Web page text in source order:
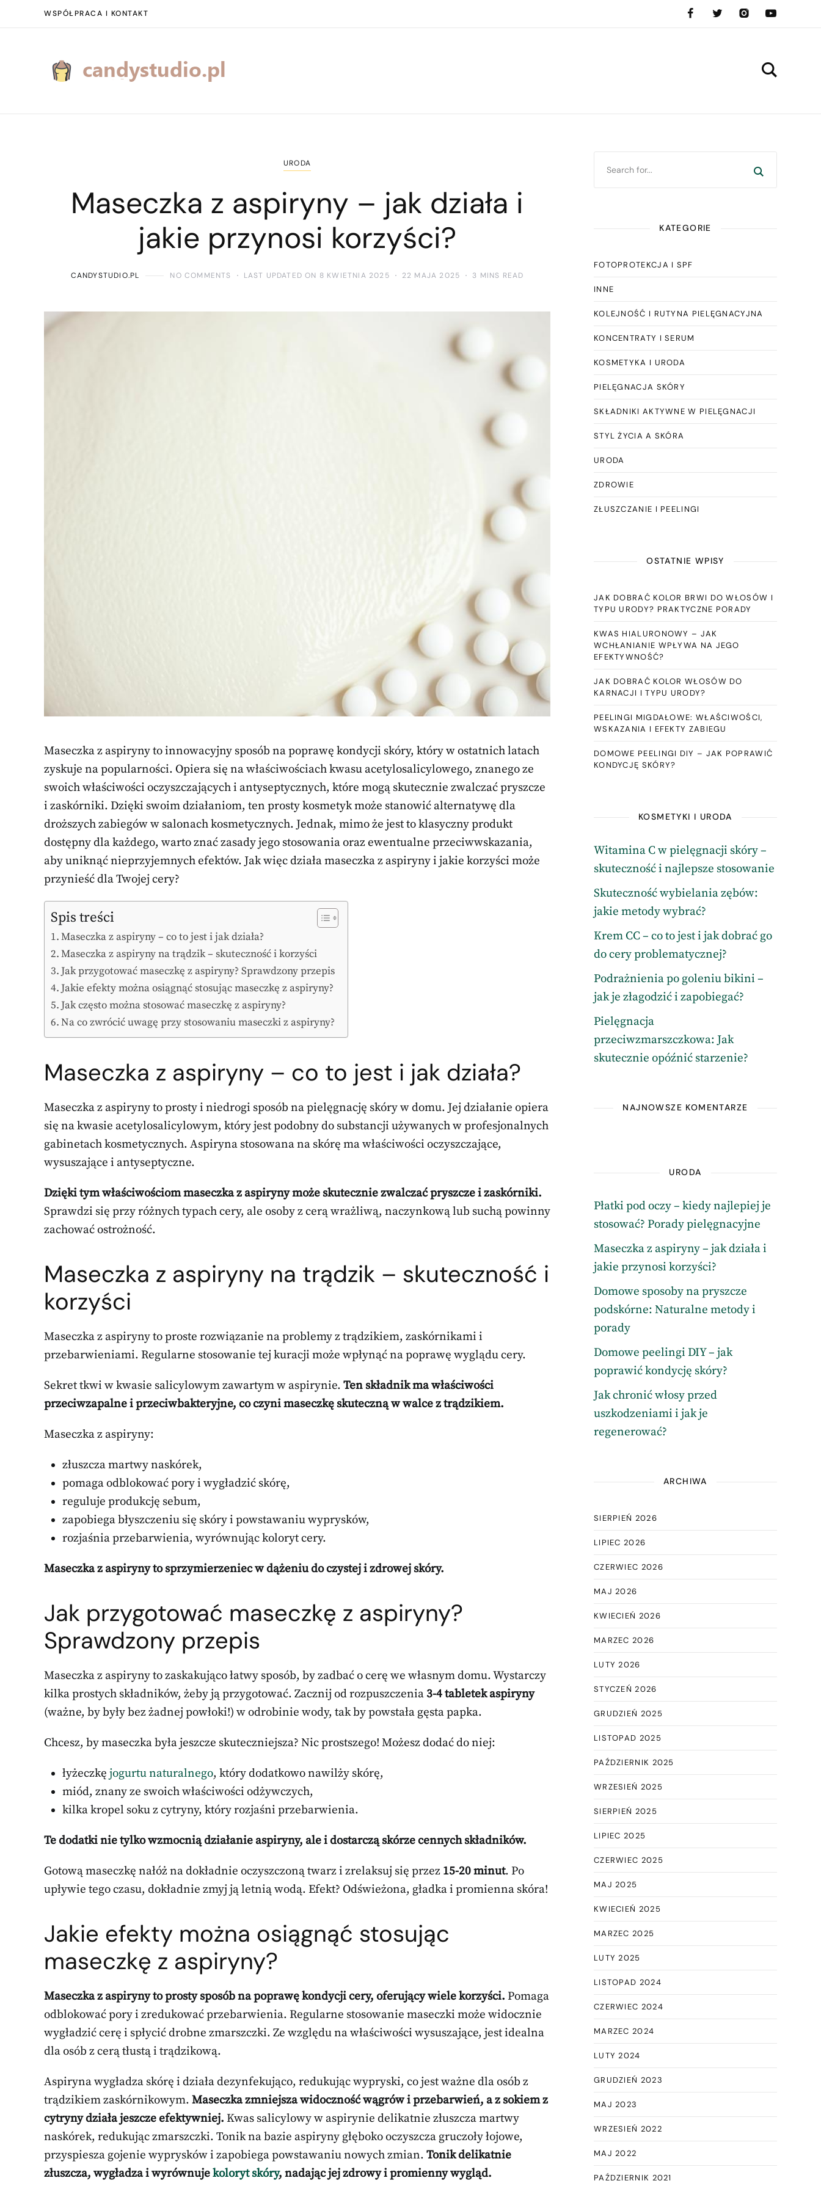
WSPÓŁPRACA I KONTAKT
URODA
Maseczka z aspiryny – jak działa i
jakie przynosi korzyści?
CANDYSTUDIO.PL NO COMMENTS LAST UPDATED ON 8 KWIETNIA 2025 22 MAJA 2025 3 MINS READ
Maseczka z aspiryny to innowacyjny sposób na poprawę kondycji skóry, który w ostatnich latach
zyskuje na popularności. Opiera się na właściwościach kwasu acetylosalicylowego, znanego ze
swoich właściwości oczyszczających i antyseptycznych, które mogą skutecznie zwalczać pryszcze
i zaskórniki. Dzięki swoim działaniom, ten prosty kosmetyk może stanowić alternatywę dla
droższych zabiegów w salonach kosmetycznych. Jednak, mimo że jest to klasyczny produkt
dostępny dla każdego, warto znać zasady jego stosowania oraz ewentualne przeciwwskazania,
aby uniknąć nieprzyjemnych efektów. Jak więc działa maseczka z aspiryny i jakie korzyści może
przynieść dla Twojej cery?
Spis treści
Maseczka z aspiryny – co to jest i jak działa?
Maseczka z aspiryny na trądzik – skuteczność i korzyści
Jak przygotować maseczkę z aspiryny? Sprawdzony przepis
Jakie efekty można osiągnąć stosując maseczkę z aspiryny?
Jak często można stosować maseczkę z aspiryny?
Na co zwrócić uwagę przy stosowaniu maseczki z aspiryny?
Maseczka z aspiryny – co to jest i jak działa?
Maseczka z aspiryny to prosty i niedrogi sposób na pielęgnację skóry w domu. Jej działanie opiera
się na kwasie acetylosalicylowym, który jest podobny do substancji używanych w profesjonalnych
gabinetach kosmetycznych. Aspiryna stosowana na skórę ma właściwości oczyszczające,
wysuszające i antyseptyczne.
Dzięki tym właściwościom maseczka z aspiryny może skutecznie zwalczać pryszcze i zaskórniki.
Sprawdzi się przy różnych typach cery, ale osoby z cerą wrażliwą, naczynkową lub suchą powinny
zachować ostrożność.
Maseczka z aspiryny na trądzik – skuteczność i
korzyści
Maseczka z aspiryny to proste rozwiązanie na problemy z trądzikiem, zaskórnikami i
przebarwieniami. Regularne stosowanie tej kuracji może wpłynąć na poprawę wyglądu cery.
Sekret tkwi w kwasie salicylowym zawartym w aspirynie. Ten składnik ma właściwości
przeciwzapalne i przeciwbakteryjne, co czyni maseczkę skuteczną w walce z trądzikiem.
Maseczka z aspiryny:
złuszcza martwy naskórek,
pomaga odblokować pory i wygładzić skórę,
reguluje produkcję sebum,
zapobiega błyszczeniu się skóry i powstawaniu wyprysków,
rozjaśnia przebarwienia, wyrównując koloryt cery.
Maseczka z aspiryny to sprzymierzeniec w dążeniu do czystej i zdrowej skóry.
Jak przygotować maseczkę z aspiryny?
Sprawdzony przepis
Maseczka z aspiryny to zaskakująco łatwy sposób, by zadbać o cerę we własnym domu. Wystarczy
kilka prostych składników, żeby ją przygotować. Zacznij od rozpuszczenia 3-4 tabletek aspiryny
(ważne, by były bez żadnej powłoki!) w odrobinie wody, tak by powstała gęsta papka.
Chcesz, by maseczka była jeszcze skuteczniejsza? Nic prostszego! Możesz dodać do niej:
łyżeczkę jogurtu naturalnego, który dodatkowo nawilży skórę,
miód, znany ze swoich właściwości odżywczych,
kilka kropel soku z cytryny, który rozjaśni przebarwienia.
Te dodatki nie tylko wzmocnią działanie aspiryny, ale i dostarczą skórze cennych składników.
Gotową maseczkę nałóż na dokładnie oczyszczoną twarz i zrelaksuj się przez 15-20 minut. Po
upływie tego czasu, dokładnie zmyj ją letnią wodą. Efekt? Odświeżona, gładka i promienna skóra!
Jakie efekty można osiągnąć stosując
maseczkę z aspiryny?
Maseczka z aspiryny to prosty sposób na poprawę kondycji cery, oferujący wiele korzyści. Pomaga
odblokować pory i zredukować przebarwienia. Regularne stosowanie maseczki może widocznie
wygładzić cerę i spłycić drobne zmarszczki. Ze względu na właściwości wysuszające, jest idealna
dla osób z cerą tłustą i trądzikową.
Aspiryna wygładza skórę i działa dezynfekująco, redukując wypryski, co jest ważne dla osób z
trądzikiem zaskórnikowym. Maseczka zmniejsza widoczność wągrów i przebarwień, a z sokiem z
cytryny działa jeszcze efektywniej. Kwas salicylowy w aspirynie delikatnie złuszcza martwy
naskórek, redukując zmarszczki. Tonik na bazie aspiryny głęboko oczyszcza gruczoły łojowe,
przyspiesza gojenie wyprysków i zapobiega powstawaniu nowych zmian. Tonik delikatnie
złuszcza, wygładza i wyrównujekoloryt skóry, nadając jej zdrowy i promienny wygląd.
KATEGORIE
FOTOPROTEKCJA I SPF
INNE
KOLEJNOŚĆ I RUTYNA PIELĘGNACYJNA
KONCENTRATY I SERUM
KOSMETYKA I URODA
PIELĘGNACJA SKÓRY
SKŁADNIKI AKTYWNE W PIELĘGNACJI
STYL ŻYCIA A SKÓRA
URODA
ZDROWIE
ZŁUSZCZANIE I PEELINGI
OSTATNIE WPISY
JAK DOBRAĆ KOLOR BRWI DO WŁOSÓW I
TYPU URODY? PRAKTYCZNE PORADY
KWAS HIALURONOWY – JAK
WCHŁANIANIE WPŁYWA NA JEGO
EFEKTYWNOŚĆ?
JAK DOBRAĆ KOLOR WŁOSÓW DO
KARNACJI I TYPU URODY?
PEELINGI MIGDAŁOWE: WŁAŚCIWOŚCI,
WSKAZANIA I EFEKTY ZABIEGU
DOMOWE PEELINGI DIY – JAK POPRAWIĆ
KONDYCJĘ SKÓRY?
KOSMETYKI I URODA
Witamina C w pielęgnacji skóry –
skuteczność i najlepsze stosowanie
Skuteczność wybielania zębów:
jakie metody wybrać?
Krem CC – co to jest i jak dobrać go
do cery problematycznej?
Podrażnienia po goleniu bikini –
jak je złagodzić i zapobiegać?
Pielęgnacja
przeciwzmarszczkowa: Jak
skutecznie opóźnić starzenie?
NAJNOWSZE KOMENTARZE
URODA
Płatki pod oczy – kiedy najlepiej je
stosować? Porady pielęgnacyjne
Maseczka z aspiryny – jak działa i
jakie przynosi korzyści?
Domowe sposoby na pryszcze
podskórne: Naturalne metody i
porady
Domowe peelingi DIY – jak
poprawić kondycję skóry?
Jak chronić włosy przed
uszkodzeniami i jak je
regenerować?
ARCHIWA
SIERPIEŃ 2026
LIPIEC 2026
CZERWIEC 2026
MAJ 2026
KWIECIEŃ 2026
MARZEC 2026
LUTY 2026
STYCZEŃ 2026
GRUDZIEŃ 2025
LISTOPAD 2025
PAŹDZIERNIK 2025
WRZESIEŃ 2025
SIERPIEŃ 2025
LIPIEC 2025
CZERWIEC 2025
MAJ 2025
KWIECIEŃ 2025
MARZEC 2025
LUTY 2025
LISTOPAD 2024
CZERWIEC 2024
MARZEC 2024
LUTY 2024
GRUDZIEŃ 2023
MAJ 2023
WRZESIEŃ 2022
MAJ 2022
PAŹDZIERNIK 2021